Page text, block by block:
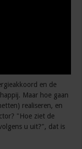
en de
Maar hoe gaan
realiseren, en
"Hoe ziet de
u uit?", dat is